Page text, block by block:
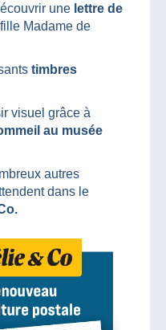
une lettre de
Madame de
timbres
visuel grâce à
au musée
autres
dans le